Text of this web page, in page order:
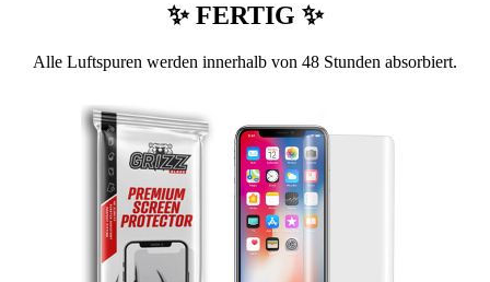
✨ FERTIG ✨
Alle Luftspuren werden innerhalb von 48 Stunden absorbiert.